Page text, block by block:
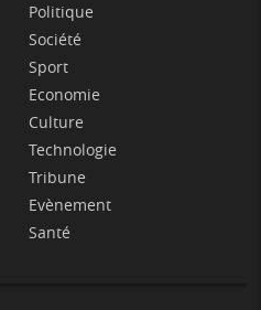
Politique
Société
Sport
Economie
Culture
Technologie
Tribune
Evènement
Santé